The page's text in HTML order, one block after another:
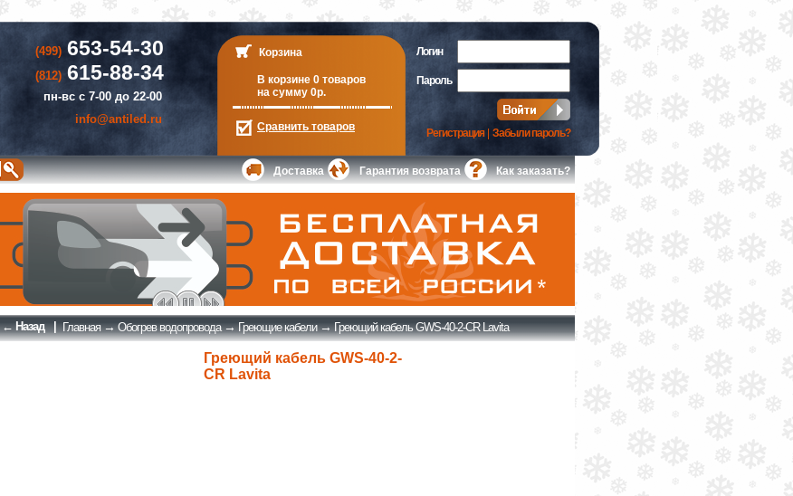
(499)653-54-30
(812)615-88-34
пн-вс с 7-00 до 22-00
info@antiled.ru
Корзина
В корзине 0 товаров
на сумму 0р.
Сравнить товаров
Логин
Пароль
Регистрация| Забыли пароль?
Доставка Гарантия возврата Как заказать?
← Назад | Главная→Обогрев водопровода→Греющие кабели→Греющий кабель GWS-40-2-CR Lavita
Греющий кабель GWS-40-2-
CR Lavita